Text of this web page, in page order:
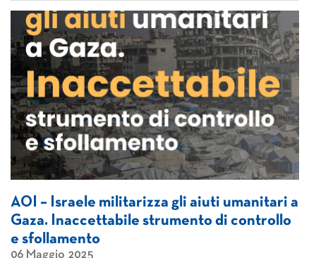
AOI – Israele militarizza gli aiuti umanitari a
Gaza. Inaccettabile strumento di controllo
e sfollamento
06 Maggio 2025